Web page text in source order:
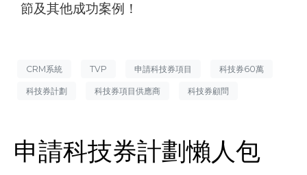
節及其他成功案例！
CRM系統 TVP 申請科技券項目 科技券60萬
科技券計劃 科技券項目供應商 科技券顧問
申請科技券計劃懶人包